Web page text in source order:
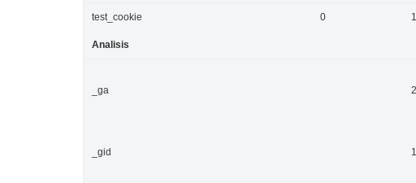
test_cookie 0
Analisis
_ga
_gid